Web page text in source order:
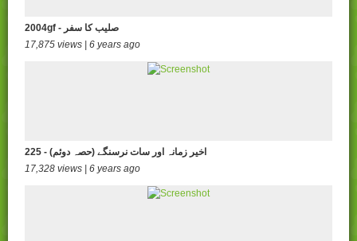
2004gf - صلیب کا سفر
17,875 views | 6 years ago
225 - (اخیر زمانہ اور سات نرسنگے (حصہ دوئم
17,328 views | 6 years ago